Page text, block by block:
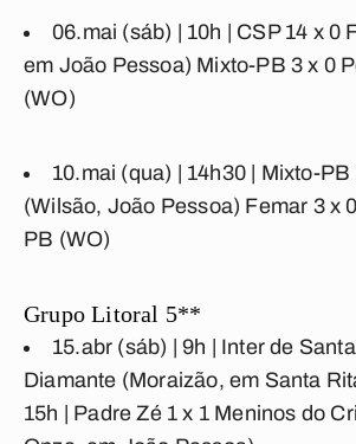
06.mai (sáb) | 10h | CSP 14 x 0
em João Pessoa) Mixto-PB 3 x 0
(WO)
10.mai (qua) | 14h30 | Mixto-PB
(Wilsão, João Pessoa) Femar 3 x
PB (WO)
Grupo Litoral 5**
15.abr (sáb) | 9h | Inter de
Diamante (Moraizão, em Santa
15h | Padre Zé 1 x 1 Meninos do